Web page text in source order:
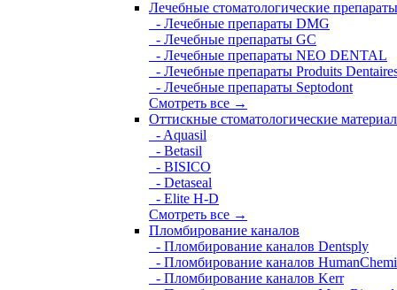
Лечебные стоматологические препараты
- Лечебные препараты DMG
- Лечебные препараты GC
- Лечебные препараты NEO DENTAL
- Лечебные препараты Produits
- Лечебные препараты Septodont
Смотреть все →
Оттискные стоматологические
- Aquasil
- Betasil
- BISICO
- Detaseal
- Elite H-D
Смотреть все →
Пломбирование каналов
- Пломбирование каналов Dentsply
- Пломбирование каналов
- Пломбирование каналов Kerr